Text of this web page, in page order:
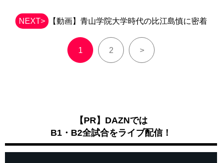
NEXT> 【動画】青山学院大学時代の比江島慎に密着
1 2 >
【PR】DAZNでは
B1・B2全試合をライブ配信！